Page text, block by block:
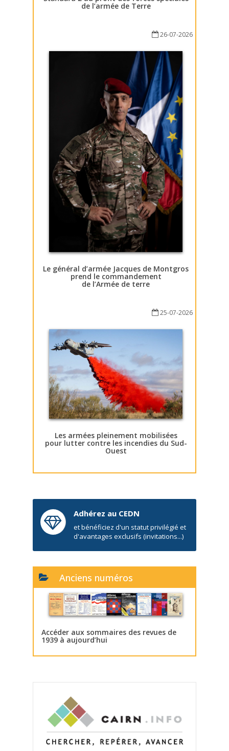
de l’armée de Terre
26-07-2026
Le général d’armée Jacques de Montgros
prend le commandement
de l’Armée de terre
25-07-2026
Les armées pleinement mobilisées
pour lutter contre les incendies du Sud-
Ouest
Adhérez au CEDN
et bénéficiez d'un statut privilégié et
d'avantages exclusifs (invitations...)
Anciens numéros
Accéder aux sommaires des revues de
1939 à aujourd’hui